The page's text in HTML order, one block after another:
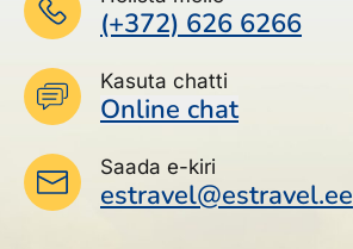
(+372) 626 6266
Kasuta chatti
Online chat
Saada e-kiri
estravel@estravel.ee